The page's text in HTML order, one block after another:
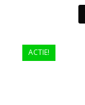
ACTIE!